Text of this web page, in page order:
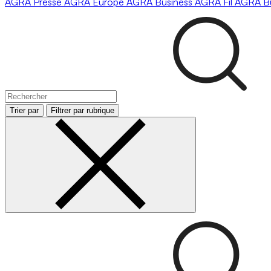
Trier par Filtrer par rubrique